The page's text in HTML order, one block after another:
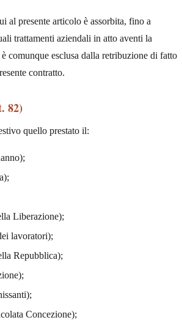
al presente articolo è assorbita, fino a
trattamenti aziendali in atto aventi la
comunque esclusa dalla retribuzione di fatto
contratto.
82)
quello prestato il:
Liberazione);
lavoratori);
Repubblica);
Concezione);